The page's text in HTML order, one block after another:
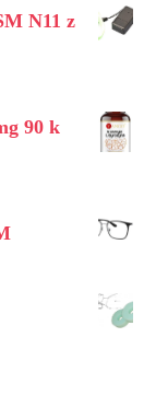
N11 z
90 k